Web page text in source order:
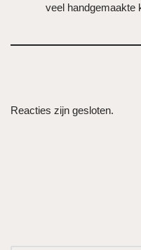
veel handgemaakte
Reacties zijn gesloten.